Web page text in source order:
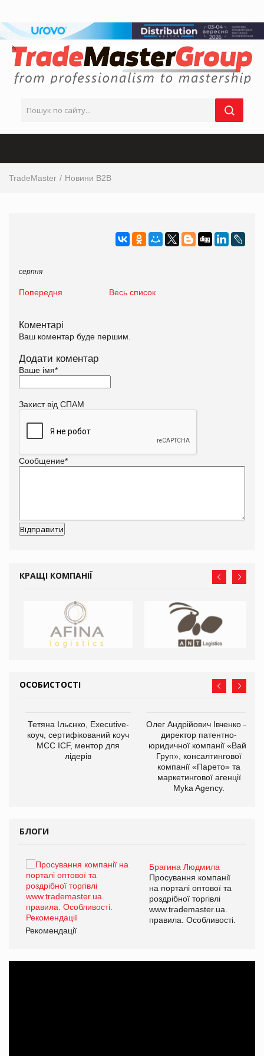
TradeMaster Новини B2B
серпня
Попередня Весь список
Коментарі
Ваш коментар буде першим.
Додати коментар
Ваше імя*
Захист від СПАМ
Сообщение*
КРАЩІ КОМПАНІЇ
ОСОБИСТОСТІ
Тетяна Ільєнко, Executive-
коуч, сертифікований коуч
МСС ICF, ментор для
лідерів
Олег Андрійович Івченко —
директор патентно-
юридичної компанії «Вайз
Груп», консалтингової
компанії «Парето» та
маркетингової агенції
Myka Agency.
БЛОГИ
Брагина Людмила
Просування компанії
на порталі оптової та
роздрібної торгівлі
www.trademaster.ua.
правила. Особливості.
Рекомендації